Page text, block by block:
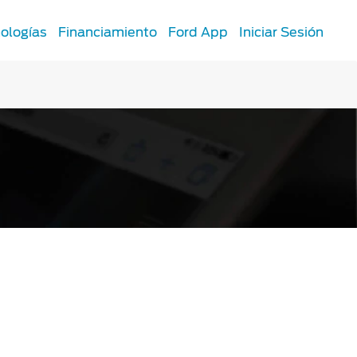
SYNC
Financiamiento Ford App Iniciar Sesión